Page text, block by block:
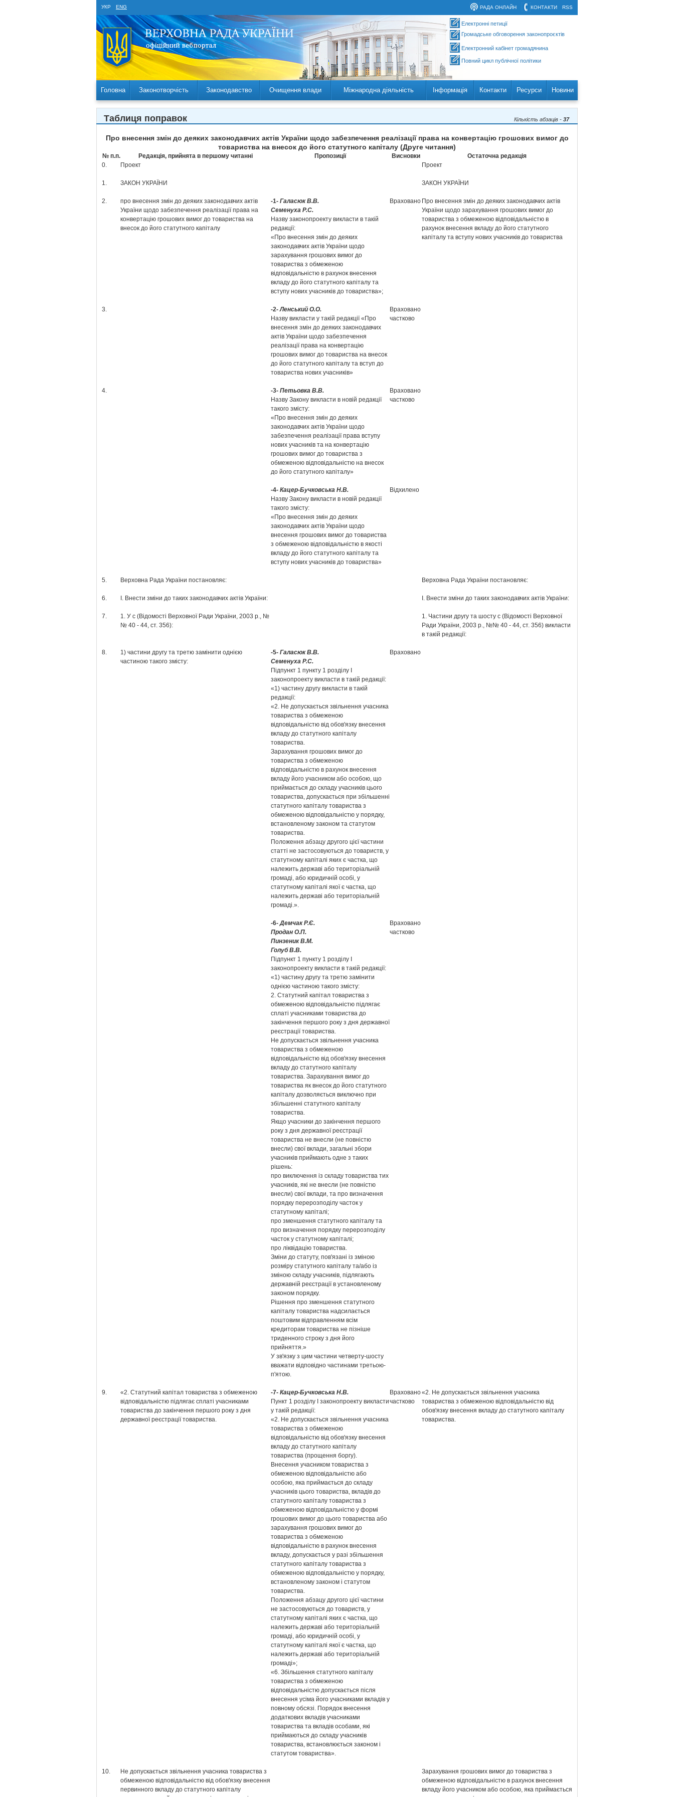
УКР ENG RSS
КОНТАКТИ
РАДА ОНЛАЙН
Електронні петиції
Громадське обговорення законопроєктів
Електронний кабінет громадянина
Повний цикл публічної політики
Головна Законотворчість Законодавство Очищення влади Міжнародна діяльність Інформація Контакти Ресурси Новини
Кількість абзаців - 37
Таблиця поправок
Про внесення змін до деяких законодавчих актів України щодо забезпечення реалізації права на конвертацію грошових вимог до
товариства на внесок до його статутного капіталу (Друге читання)
№ п.п. Редакція, прийнята в першому читанні Пропозиції Висновки
Остаточна редакція
0.
Проект Проект
1. ЗАКОН УКРАЇНИ ЗАКОН УКРАЇНИ
2.
про внесення змін до деяких законодавчих актів
України щодо забезпечення реалізації права на
конвертацію грошових вимог до товариства на
внесок до його статутного капіталу
-1- Галасюк В.В.
Семенуха Р.С.
Назву законопроекту викласти в такій
редакції:
«Про внесення змін до деяких
законодавчих актів України щодо
зарахування грошових вимог до
товариства з обмеженою
відповідальністю в рахунок внесення
вкладу до його статутного капіталу та
вступу нових учасників до товариства»;
Враховано Про внесення змін до деяких законодавчих актів
України щодо зарахування грошових вимог до
товариства з обмеженою відповідальністю в
рахунок внесення вкладу до його статутного
капіталу та вступу нових учасників до товариства
3. -2-Ленський О.О.
Назву викласти у такій редакції «Про
внесення змін до деяких законодавчих
актів України щодо забезпечення
реалізації права на конвертацію
грошових вимог до товариства на внесок
до його статутного капіталу та вступ до
товариства нових учасників»
Враховано
частково
4. -3- Петьовка В.В.
Назву Закону викласти в новій редакції
такого змісту:
«Про внесення змін до деяких
законодавчих актів України щодо
забезпечення реалізації права вступу
нових учасників та на конвертацію
грошових вимог до товариства з
обмеженою відповідальністю на внесок
до його статутного капіталу»
Враховано
частково
-4- Кацер-Бучковська Н.В.
Назву Закону викласти в новій редакції
такого змісту:
«Про внесення змін до деяких
законодавчих актів України щодо
внесення грошових вимог до товариства
з обмеженою відповідальністю в якості
вкладу до його статутного капіталу та
вступу нових учасників до товариства»
Відхилено
5. Верховна Рада України постановляє: Верховна Рада України постановляє:
6. І. Внести зміни до таких законодавчих актів України: І. Внести зміни до таких законодавчих актів України:
7.
1. У с (Відомості Верховної Ради України, 2003 р., №
№ 40 - 44, ст. 356):
1. Частини другу та шосту с (Відомості Верховної
Ради України, 2003 р., №№ 40 - 44, ст. 356) викласти
в такій редакції:
8.
1) частини другу та третю замінити однією
частиною такого змісту:
-5- Галасюк В.В.
Семенуха Р.С.
Підпункт 1 пункту 1 розділу І
законопроекту викласти в такій редакції:
«1) частину другу викласти в такій
редакції:
«2. Не допускається звільнення учасника
товариства з обмеженою
відповідальністю від обов'язку внесення
вкладу до статутного капіталу
товариства.
Зарахування грошових вимог до
товариства з обмеженою
відповідальністю в рахунок внесення
вкладу його учасником або особою, що
приймається до складу учасників цього
товариства, допускається при збільшенні
статутного капіталу товариства з
обмеженою відповідальністю у порядку,
встановленому законом та статутом
товариства.
Положення абзацу другого цієї частини
статті не застосовуються до товариств, у
статутному капіталі яких є частка, що
належить державі або територіальній
громаді, або юридичній особі, у
статутному капіталі якої є частка, що
належить державі або територіальній
громаді.».
Враховано
-6-Демчак Р.Є.
Продан О.П.
Пинзеник В.М.
Голуб В.В.
Підпункт 1 пункту 1 розділу І
законопроекту викласти в такій редакції:
«1) частину другу та третю замінити
однією частиною такого змісту:
2. Статутний капітал товариства з
обмеженою відповідальністю підлягає
сплаті учасниками товариства до
закінчення першого року з дня державної
реєстрації товариства.
Не допускається звільнення учасника
товариства з обмеженою
відповідальністю від обов'язку внесення
вкладу до статутного капіталу
товариства. Зарахування вимог до
товариства як внесок до його статутного
капіталу дозволяється виключно при
збільшенні статутного капіталу
товариства.
Якщо учасники до закінчення першого
року з дня державної реєстрації
товариства не внесли (не повністю
внесли) свої вклади, загальні збори
учасників приймають одне з таких
рішень:
про виключення із складу товариства тих
учасників, які не внесли (не повністю
внесли) свої вклади, та про визначення
порядку перерозподілу часток у
статутному капіталі;
про зменшення статутного капіталу та
про визначення порядку перерозподілу
часток у статутному капіталі;
про ліквідацію товариства.
Зміни до статуту, пов'язані із зміною
розміру статутного капіталу та/або із
зміною складу учасників, підлягають
державній реєстрації в установленому
законом порядку.
Рішення про зменшення статутного
капіталу товариства надсилається
поштовим відправленням всім
кредиторам товариства не пізніше
триденного строку з дня його
прийняття.»
У зв'язку з цим частини четверту-шосту
вважати відповідно частинами третьою-
п'ятою.
Враховано
частково
9.
«2. Статутний капітал товариства з обмеженою
відповідальністю підлягає сплаті учасниками
товариства до закінчення першого року з дня
державної реєстрації товариства.
-7- Кацер-Бучковська Н.В.
Пункт 1 розділу І законопроекту викласти
у такій редакції:
«2. Не допускається звільнення учасника
товариства з обмеженою
відповідальністю від обов'язку внесення
вкладу до статутного капіталу
товариства (прощення боргу).
Внесення учасником товариства з
обмеженою відповідальністю або
особою, яка приймається до складу
учасників цього товариства, вкладів до
статутного капіталу товариства з
обмеженою відповідальністю у формі
грошових вимог до цього товариства або
зарахування грошових вимог до
товариства з обмеженою
відповідальністю в рахунок внесення
вкладу, допускається у разі збільшення
статутного капіталу товариства з
обмеженою відповідальністю у порядку,
встановленому законом і статутом
товариства.
Положення абзацу другого цієї частини
не застосовуються до товариств, у
статутному капіталі яких є частка, що
належить державі або територіальній
громаді, або юридичній особі, у
статутному капіталі якої є частка, що
належить державі або територіальній
громаді»;
«6. Збільшення статутного капіталу
товариства з обмеженою
відповідальністю допускається після
внесення усіма його учасниками вкладів у
повному обсязі. Порядок внесення
додаткових вкладів учасниками
товариства та вкладів особами, які
приймаються до складу учасників
товариства, встановлюється законом і
статутом товариства».
Враховано
частково
«2. Не допускається звільнення учасника
товариства з обмеженою відповідальністю від
обов'язку внесення вкладу до статутного капіталу
товариства.
10.
Не допускається звільнення учасника товариства з
обмеженою відповідальністю від обов'язку внесення
первинного вкладу до статутного капіталу
Зарахування грошових вимог до товариства з
обмеженою відповідальністю в рахунок внесення
вкладу його учасником або особою, яка приймається